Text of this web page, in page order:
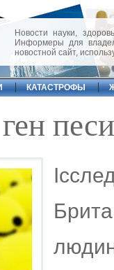
Новости науки,
Информеры для
новостной сайт,
КАТАСТРОФЫ